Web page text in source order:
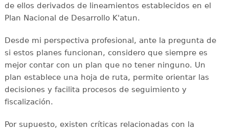
de ellos derivados de lineamientos establecidos en el
Plan Nacional de Desarrollo K'atun.
Desde mi perspectiva profesional, ante la pregunta de
si estos planes funcionan, considero que siempre es
mejor contar con un plan que no tener ninguno. Un
plan establece una hoja de ruta, permite orientar las
decisiones y facilita procesos de seguimiento y
fiscalización.
Por supuesto, existen críticas relacionadas con la